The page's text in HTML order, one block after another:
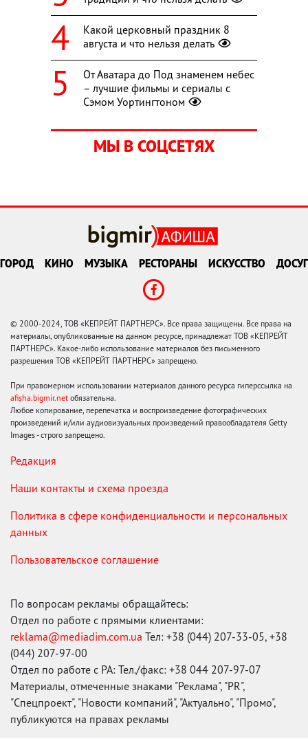
Какой церковный праздник 8
августа и что нельзя делать
От Аватара до Под знаменем небес
– лучшие фильмы и сериалы с
Сэмом Уортингтоном
МЫ В СОЦСЕТЯХ
ГОРОД КИНО МУЗЫКА РЕСТОРАНЫ ИСКУССТВО ДОСУГ
© 2000-2024, ТОВ «КЕПРЕЙТ ПАРТНЕРС». Все права защищены. Все права на
материалы, опубликованные на данном ресурсе, принадлежат ТОВ «КЕПРЕЙТ
ПАРТНЕРС». Какое-либо использование материалов без письменного
разрешения ТОВ «КЕПРЕЙТ ПАРТНЕРС» запрещено.
При правомерном использовании материалов данного ресурса гиперссылка на
afisha.bigmir.net обязательна.
Любое копирование, перепечатка и воспроизведение фотографических
произведений и/или аудиовизуальных произведений правообладателя Getty
Images - строго запрещено.
Редакция
Наши контакты и схема проезда
Политика в сфере конфиденциальности и персональных
данных
Пользовательское соглашение
По вопросам рекламы обращайтесь:
Отдел по работе с прямыми клиентами:
reklama@mediadim.com.ua Тел: +38 (044) 207-33-05, +38
(044) 207-97-00
Отдел по работе с РА: Тел./факс: +38 044 207-97-07
Материалы, отмеченные знаками "Реклама", "PR",
"Спецпроект", "Новости компаний", "Актуально", "Промо",
публикуются на правах рекламы